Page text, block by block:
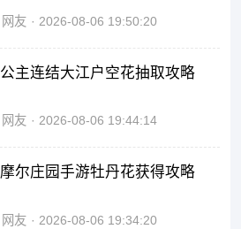
网友 2026-08-06 19:50:20
公主连结大江户空花抽取攻略
网友 2026-08-06 19:44:14
摩尔庄园手游牡丹花获得攻略
网友 2026-08-06 19:34:20